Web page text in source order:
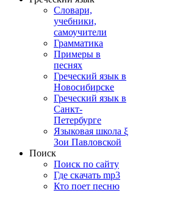
Словари,
учебники,
самоучители
Грамматика
Примеры в
песнях
Греческий язык в
Новосибирске
Греческий язык в
Санкт-
Петербурге
Языковая школа ξ
Зои Павловской
Поиск
Поиск по сайту
Где скачать mp3
Кто поет песню